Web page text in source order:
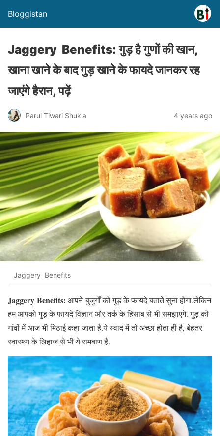
Bloggistan
Jaggery Benefits: गुड़ है गुणों की खान,
खाना खाने के बाद गुड़ खाने के फायदे जानकर रह
जाएंगे हैरान, पढ़ें
Parul Tiwari Shukla 4 years ago
Jaggery Benefits
Jaggery Benefits: आपने बुजुर्गों को गुड़ के फायदे बताते सुना होगा.लेकिन
हम आपको गुड़ के फायदे विज्ञान और तर्क के हिसाब से भी समझाएंगे. गुड़ को
गांवों में आज भी मिठाई कहा जाता है.ये स्वाद में तो अच्छा होता ही है, बेहतर
स्वास्थ्य के लिहाज से भी ये रामबाण है.